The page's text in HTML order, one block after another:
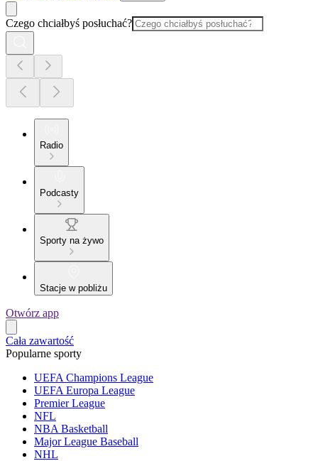
Czego chciałbyś posłuchać?
Radio
Podcasty
Sporty na żywo
Stacje w pobliżu
Otwórz app
Cała zawartość
Popularne sporty
UEFA Champions League
UEFA Europa League
Premier League
NFL
NBA Basketball
Major League Baseball
NHL